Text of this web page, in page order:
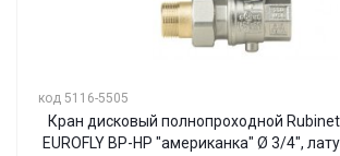
код 5116-5505
Кран дисковый полнопроходной
EUROFLY ВР-НР "американка" Ø 3/4",